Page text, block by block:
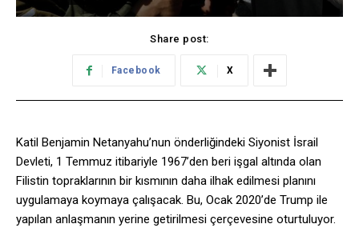
Share post:
Facebook X
Katil Benjamin Netanyahu’nun önderliğindeki Siyonist İsrail
Devleti, 1 Temmuz itibariyle 1967’den beri işgal altında olan
Filistin topraklarının bir kısmının daha ilhak edilmesi planını
uygulamaya koymaya çalışacak. Bu, Ocak 2020’de Trump ile
yapılan anlaşmanın yerine getirilmesi çerçevesine oturtuluyor.